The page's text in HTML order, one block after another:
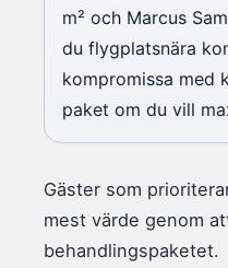
m² och Marcus
du flygplatsnära
kompromissa med
paket om du vill
Gäster som
mest värde genom
behandlingspaketet.